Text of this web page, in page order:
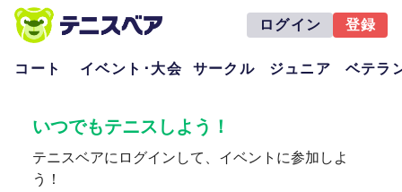
ログイン 登録
コート イベント･大会 サークル ジュニア ベテラ
いつでもテニスしよう！
テニスベアにログインして、イベントに参加しよ
う！